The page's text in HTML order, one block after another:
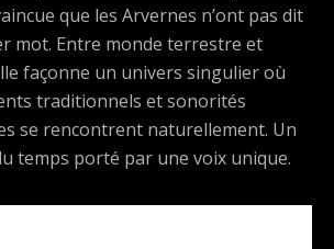
que les Arvernes n’ont pas dit
mot. Entre monde terrestre et
façonne un univers singulier où
traditionnels et sonorités
se rencontrent naturellement. Un
temps porté par une voix unique.